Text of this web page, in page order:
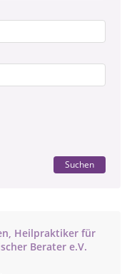
Suchen
Heilpraktiker für
Berater e.V.